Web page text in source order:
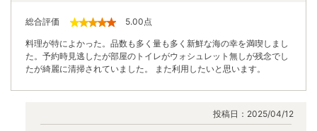
総合評価 5.00点
料理が特によかった。品数も多く量も多く新鮮な海の幸を満喫しまし
た。予約時見逃したが部屋のトイレがウォシュレット無しが残念でし
たが綺麗に清掃されていました。 また利用したいと思います。
投稿日： 2025/04/12